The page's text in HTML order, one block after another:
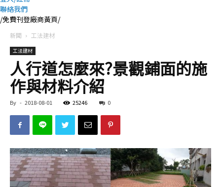
聯絡我們
/免費刊登廠商黃頁/
新聞 工法建材
工法建材
人行道怎麼來?景觀鋪面的施
作與材料介紹
By - 2018-08-01 25246 0